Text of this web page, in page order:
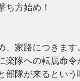
ち方始め！
、家路につきます
楽隊への転属命令
部隊が来るとい